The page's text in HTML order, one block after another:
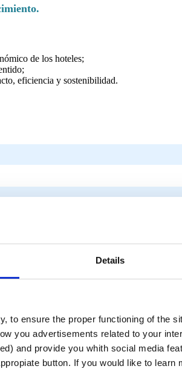
Details
to ensure the proper functioning of the
you advertisements related to your
and provide you whith social media
button. If you would like to learn
de los hoteles;
eficiencia y sostenibilidad.
es una iniciativa muy eficaz. Desde
imagen más icónica para el hotel, las
adecuados, se pueden facilitar las
de agua en espacios interiores;
, etc.
diferentes opciones de iluminación